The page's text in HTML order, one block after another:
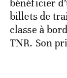
bénéficier
billets de
classe à
TNR. Son